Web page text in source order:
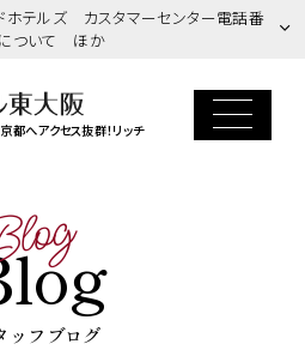
ホテルズ カスタマーセンター電話番
ついて ほか
都へアクセス抜群！リッチ
ッフブログ